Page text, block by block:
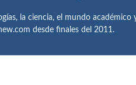
la ciencia, el mundo académico
desde finales del 2011.